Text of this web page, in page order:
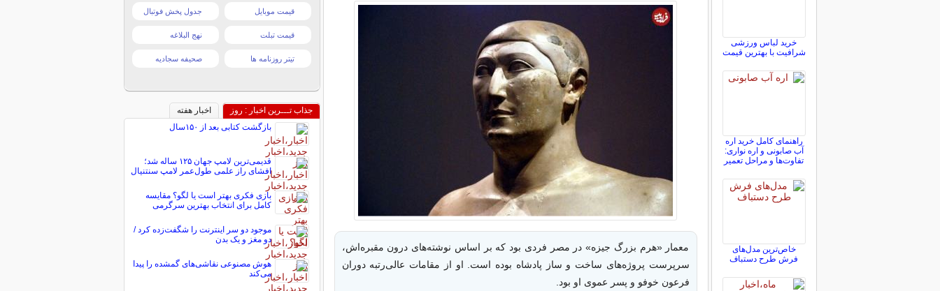
معمار «هرم بزرگ جیزه» در مصر فردی بود که بر اساس نوشته‌های درون مقبره‌اش،
سرپرست پروژه‌های ساخت و ساز پادشاه بوده است. او از مقامات عالی‌رتبه دوران
فرعون خوفو و پسر عموی او بود.
خرید لباس ورزشی
شرافیت با بهترین قیمت
راهنمای کامل خرید اره
آب صابونی و اره نواری:
تفاوت‌ها و مراحل تعمیر
خاص‌ترین مدل‌های
فرش طرح دستباف
قیمت موبایل جدول پخش فوتبال
قیمت تبلت نهج البلاغه
تیتر روزنامه ها صحیفه سجادیه
جذاب تـــرین اخبار : روز
اخبار هفته
بازگشت کتابی بعد از ۱۵۰سال
قدیمی‌ترین لامپ جهان ۱۲۵ ساله شد؛
افشای راز علمی طول‌عمر لامپ سنتنیال
بازی فکری بهتر است یا لگو؟ مقایسه
کامل برای انتخاب بهترین سرگرمی
موجود دو سر اینترنت را شگفت‌زده کرد /
دو مغز و یک بدن
هوش مصنوعی نقاشی‌های گمشده را پیدا
می‌کند